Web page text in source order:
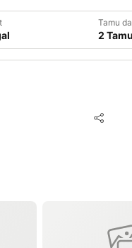
Tamu
2
Bagikan